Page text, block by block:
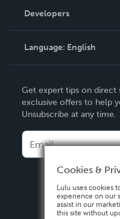
Podcast
Order Lookup
Knowledge Base
Contact Support
Developers
Language: English
Deutsch
Français
Español
Get expert tips on direct
exclusive offers to help
Unsubscribe at any time.
Cookies &
Lulu uses cookies
experience on our
assist in our
this site without